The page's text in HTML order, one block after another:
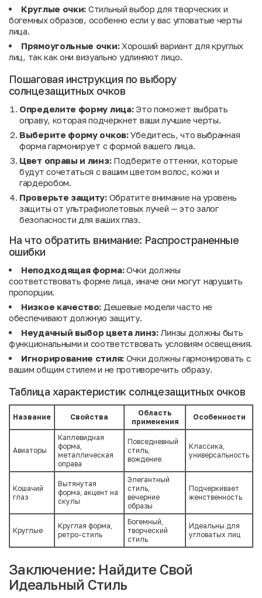
Круглые очки: Стильный выбор для творческих и
богемных образов, особенно если у вас угловатые черты
лица.
Прямоугольные очки:Хороший вариант для круглых
лиц, так как они визуально удлиняют лицо.
Пошаговая инструкция по выбору
солнцезащитных очков
Определите форму лица:Это поможет выбрать
оправу, которая подчеркнет ваши лучшие черты.
Выберите форму очков:Убедитесь, что выбранная
форма гармонирует с формой вашего лица.
Цвет оправы и линз:Подберите оттенки, которые
будут сочетаться с вашим цветом волос, кожи и
гардеробом.
Проверьте защиту:Обратите внимание на уровень
защиты от ультрафиолетовых лучей — это залог
безопасности для ваших глаз.
На что обратить внимание: Распространенные
ошибки
Неподходящая форма:Очки должны
соответствовать форме лица, иначе они могут нарушить
пропорции.
Низкое качество: Дешевые модели часто не
обеспечивают должную защиту.
Неудачный выбор цвета линз:Линзы должны быть
функциональными и соответствовать условиям освещения.
Игнорирование стиля: Очки должны гармонировать с
вашим общим стилем и не противоречить образу.
Таблица характеристик солнцезащитных очков
Название Свойства
Область
применения
Особенности
Авиаторы
Каплевидная
форма,
металлическая
оправа
Повседневный
стиль,
вождение
Классика,
универсальность
Кошачий
глаз
Вытянутая
форма, акцент на
скулы
Элегантный
стиль,
вечерние
образы
Подчеркивает
женственность
Круглые
Круглая форма,
ретро-стиль
Богемный,
творческий
стиль
Идеальны для
угловатых лиц
Заключение: Найдите Свой
Идеальный Стиль